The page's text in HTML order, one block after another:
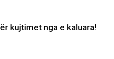
kujtimet nga e kaluara!